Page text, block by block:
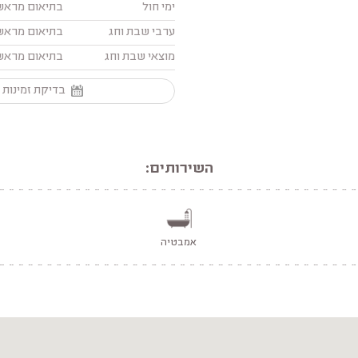
ימי חול
בתיאום
ערבי שבת וחג
בתיאום
מוצאי שבת וחג
בתיאום
בדיקת
השירותים:
אמבטיה